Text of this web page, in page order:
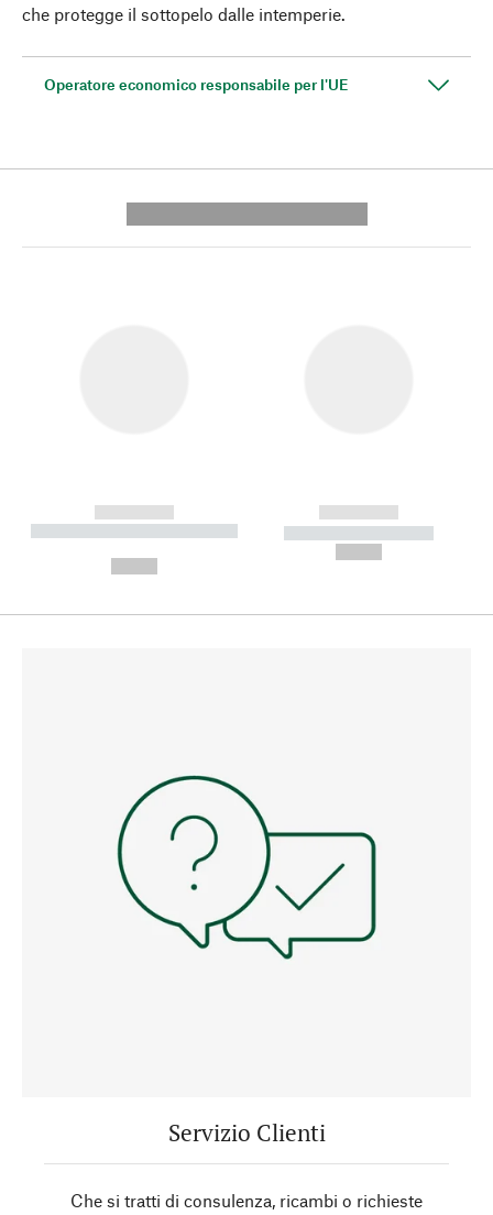
che protegge il sottopelo dalle intemperie.
Operatore economico responsabile per l'UE
------------
----------- ----------- --------
------------
----------- -----------
Servizio Clienti
Che si tratti di consulenza, ricambi o richieste